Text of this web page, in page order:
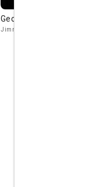
George Raft
Jimmy Kirk